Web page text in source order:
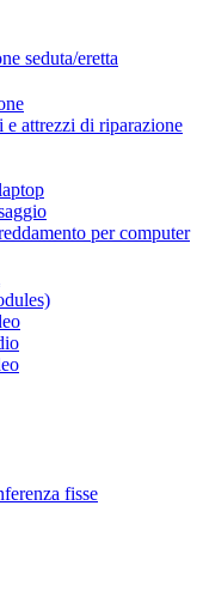
seduta/eretta
e attrezzi di riparazione
per computer
fisse